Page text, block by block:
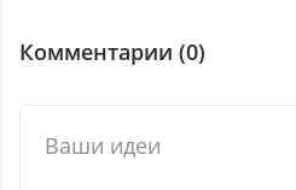
Комментарии (0)